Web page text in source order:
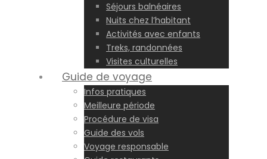
Séjours balnéaires
Nuits chez l’habitant
Activités avec enfants
Treks, randonnées
Visites culturelles
Guide de voyage
Infos pratiques
Meilleure période
Procédure de visa
Guide des vols
Voyage responsable